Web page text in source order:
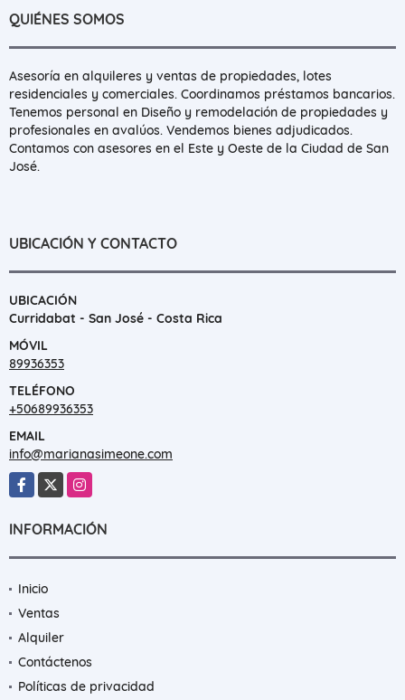
QUIÉNES SOMOS
Asesoría en alquileres y ventas de propiedades, lotes
residenciales y comerciales. Coordinamos préstamos bancarios.
Tenemos personal en Diseño y remodelación de propiedades y
profesionales en avalúos. Vendemos bienes adjudicados.
Contamos con asesores en el Este y Oeste de la Ciudad de San
José.
UBICACIÓN Y CONTACTO
UBICACIÓN
Curridabat - San José - Costa Rica
MÓVIL
89936353
TELÉFONO
+50689936353
EMAIL
info@marianasimeone.com
Facebook
X Instagram
INFORMACIÓN
Inicio
Ventas
Alquiler
Contáctenos
Políticas de privacidad